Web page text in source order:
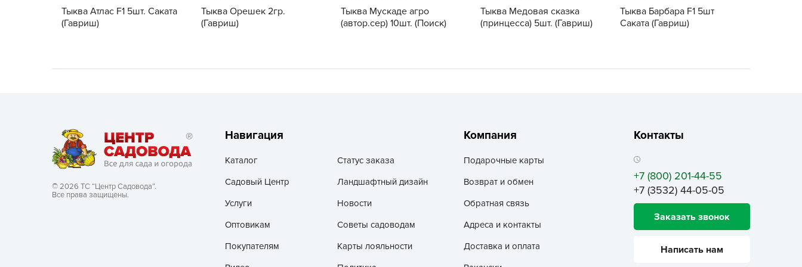
Хозяйственные товары
VALBRENTA CHEMICALS
Zarit
агрофирма манул
АГРОЭЛИТА
АЭЛИТА
Аяском
Тыква Атлас F1 5шт. Саката
(Гавриш)
Тыква Орешек 2гр.
(Гавриш)
Тыква Мускаде агро
(автор.сер) 10шт. (Поиск)
Тыква Медовая сказка
(принцесса) 5шт. (Гавриш)
Тыква Барбара F1 5шт
Саката (Гавриш)
© 2026 ТС “Центр Садовода”.
Все права защищены.
Навигация
Каталог
Статус заказа
Садовый Центр
Ландшафтный дизайн
Услуги
Новости
Оптовикам
Советы садоводам
Покупателям
Карты лояльности
Компания
Подарочные карты
Возврат и обмен
Обратная связь
Адреса и контакты
Доставка и оплата
Контакты
+7 (800) 201-44-55
+7 (3532) 44-05-05
Заказать звонок
Написать нам